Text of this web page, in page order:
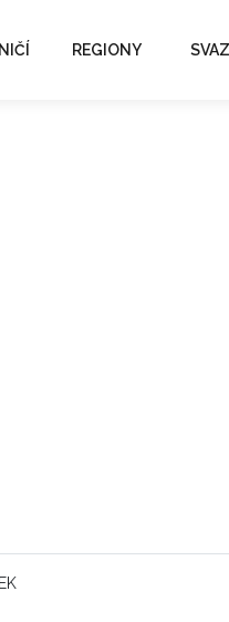
REGIONY SVAZ